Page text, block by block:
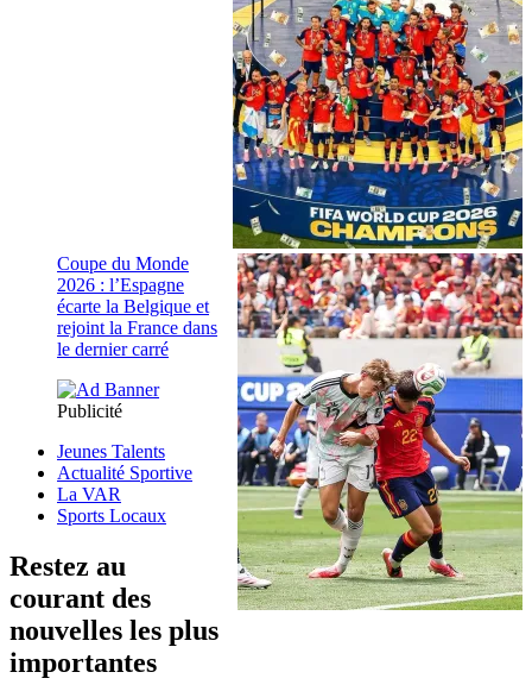
Coupe du Monde
2026 : l’Espagne
écarte la Belgique et
rejoint la France dans
le dernier carré
Publicité
Jeunes Talents
Actualité Sportive
La VAR
Sports Locaux
Restez au
courant des
nouvelles les plus
importantes